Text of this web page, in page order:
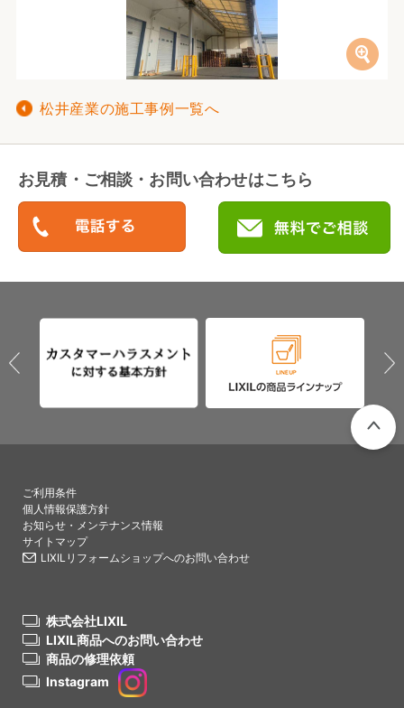
松井産業の施工事例一覧へ
お見積・ご相談・お問い合わせはこちら
ご利用条件
個人情報保護方針
お知らせ・メンテナンス情報
サイトマップ
LIXILリフォームショップへのお問い合わせ
株式会社LIXIL
LIXIL商品へのお問い合わせ
商品の修理依頼
Instagram